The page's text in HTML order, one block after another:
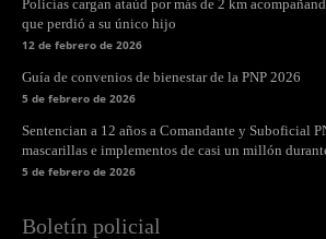
Policías cargan ataúd por más de 2 km
que perdió a su único hijo
12 de febrero de 2026
Guía de convenios de bienestar de la PNP 2026
5 de febrero de 2026
Sentencian a 12 años a Comandante y Suboficial
mascarillas e implementos de casi un millón
5 de febrero de 2026
Boletín policial